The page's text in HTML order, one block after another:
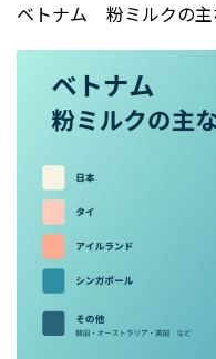
ベトナム 粉ミルクの主